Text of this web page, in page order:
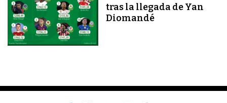
tras la llegada de Yan
Diomandé